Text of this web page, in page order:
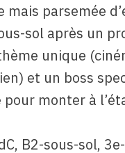
parsemée
sol après un
unique
et un boss
pour monter à
B2-sous-sol,